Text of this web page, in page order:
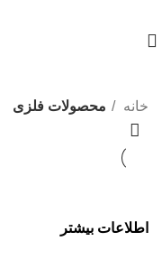
خانه محصولات فلزی
اطلاعات بیشتر